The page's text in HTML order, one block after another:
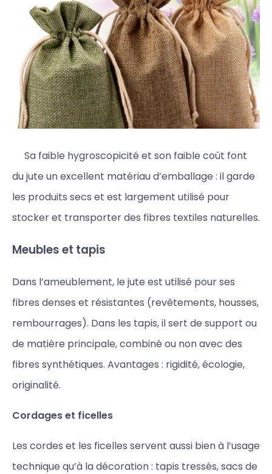
Sa faible hygroscopicité et son faible coût font
du jute un excellent matériau d’emballage : il garde
les produits secs et est largement utilisé pour
stocker et transporter des fibres textiles naturelles.
Meubles et tapis
Dans l’ameublement, le jute est utilisé pour ses
fibres denses et résistantes (revêtements, housses,
rembourrages). Dans les tapis, il sert de support ou
de matière principale, combiné ou non avec des
fibres synthétiques. Avantages : rigidité, écologie,
originalité.
Cordages et ficelles
Les cordes et les ficelles servent aussi bien à l’usage
technique qu’à la décoration : tapis tressés, sacs de